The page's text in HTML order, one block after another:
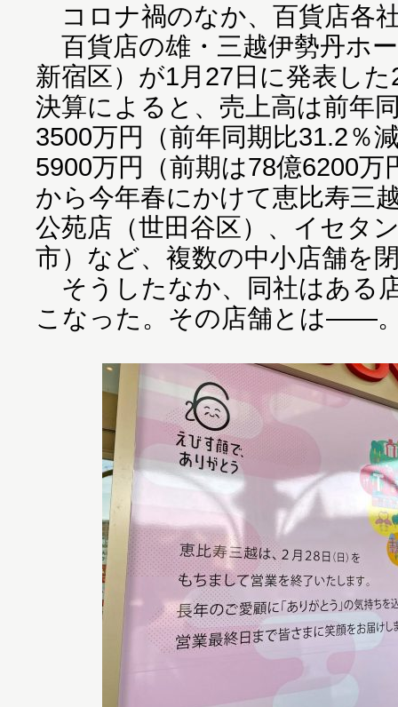
コロナ禍のなか、百貨店各
百貨店の雄・三越伊勢丹ホ
新宿区）が1月27日に発表し
決算によると、売上高は前年
3500万円（前年同期比31.2％
5900万円（前期は78億6200万
から今年春にかけて恵比寿三
公苑店（世田谷区）、イセタ
市）など、複数の中小店舗を
そうしたなか、同社はある
こなった。その店舗とは――